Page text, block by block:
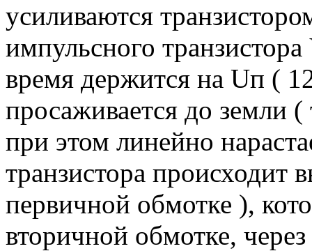
усиливаются
импульсного
время держится на Uп (
просаживается до земли
при этом линейно
транзистора
первичной обмотке ),
вторичной обмотке,